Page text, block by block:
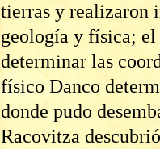
tierras y realizaron
geología y física;
determinar las
físico Danco
donde pudo
Racovitza